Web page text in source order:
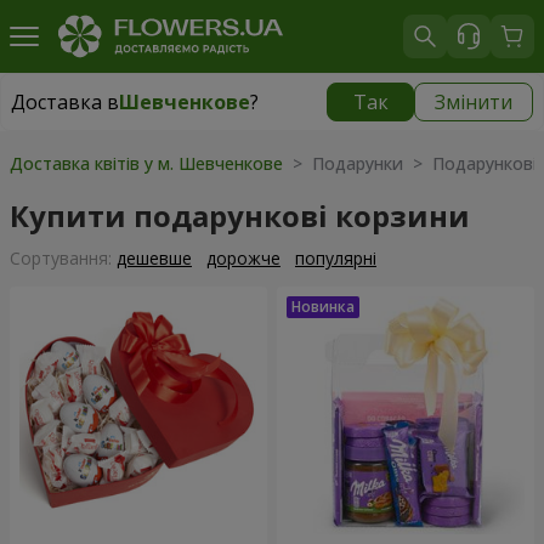
Доставка вШевченкове? Так Змінити
Доставка вШевченкове| безкоштовно
Доставка квітів у м. Шевченкове > Подарунки > Подарункові
Купити подарункові корзини
Сортування: дешевше дорожче популярні